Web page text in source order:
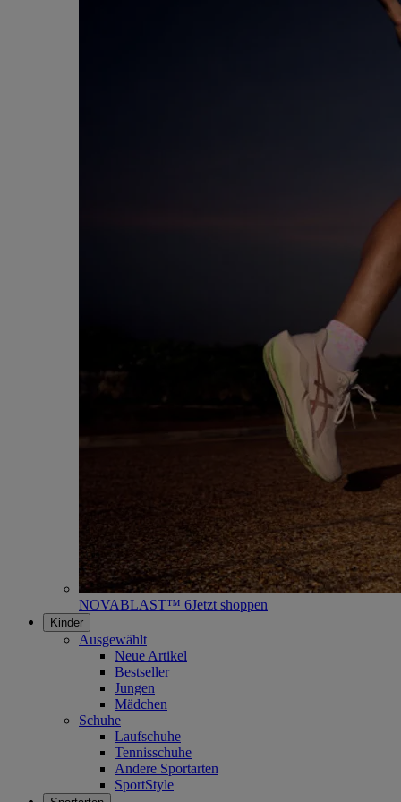
NOVABLAST™ 6Jetzt shoppen
Kinder
Ausgewählt
Neue Artikel
Bestseller
Jungen
Mädchen
Schuhe
Laufschuhe
Tennisschuhe
Andere Sportarten
SportStyle